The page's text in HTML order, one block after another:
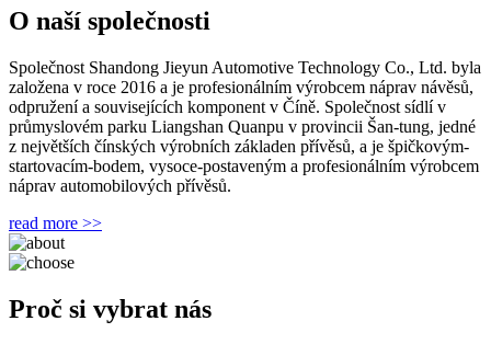
O naší společnosti
Společnost Shandong Jieyun Automotive Technology Co., Ltd. byla
založena v roce 2016 a je profesionálním výrobcem náprav návěsů,
odpružení a souvisejících komponent v Číně. Společnost sídlí v
průmyslovém parku Liangshan Quanpu v provincii Šan-tung, jedné
z největších čínských výrobních základen přívěsů, a je špičkovým-
startovacím-bodem, vysoce-postaveným a profesionálním výrobcem
náprav automobilových přívěsů.
read more >>
Proč si vybrat nás